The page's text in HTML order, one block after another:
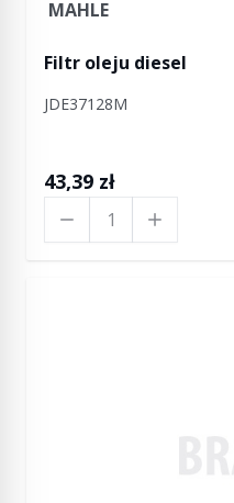
MAHLE
Filtr oleju diesel
JDE37128M
43,39 zł